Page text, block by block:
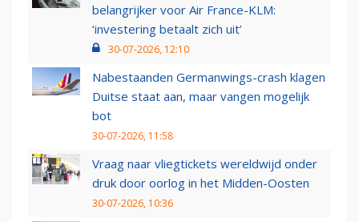
belangrijker voor Air France-KLM:
‘investering betaalt zich uit’
30-07-2026, 12:10
Nabestaanden Germanwings-crash klagen
Duitse staat aan, maar vangen mogelijk
bot
30-07-2026, 11:58
Vraag naar vliegtickets wereldwijd onder
druk door oorlog in het Midden-Oosten
30-07-2026, 10:36